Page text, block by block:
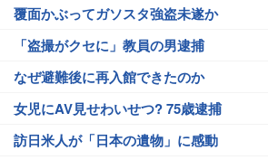
覆面かぶってガソスタ強盗未遂か
「盗撮がクセに」教員の男逮捕
なぜ避難後に再入館できたのか
女児にAV見せわいせつ? 75歳逮捕
訪日米人が「日本の遺物」に感動